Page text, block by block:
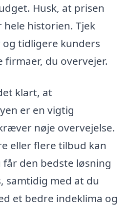
Husk, at prisen
historien. Tjek
og tidligere kunders
du overvejer.
klart, at
er en vigtig
nøje overvejelse.
eller flere tilbud kan
den bedste løsning
samtidig med at du
et bedre indeklima og